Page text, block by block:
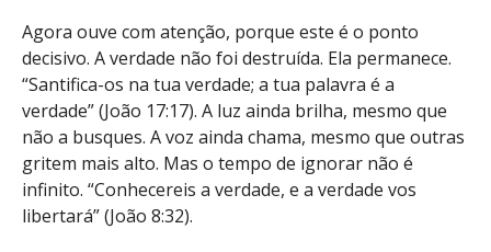
Agora ouve com atenção, porque este é o ponto
decisivo. A verdade não foi destruída. Ela permanece.
“Santifica-os na tua verdade; a tua palavra é a
verdade” (João 17:17). A luz ainda brilha, mesmo que
não a busques. A voz ainda chama, mesmo que outras
gritem mais alto. Mas o tempo de ignorar não é
infinito. “Conhecereis a verdade, e a verdade vos
libertará” (João 8:32).